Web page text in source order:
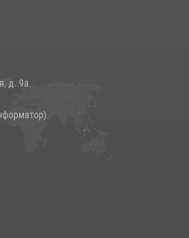
помощи (видео)
научная конференция по обобщению
д. 9а